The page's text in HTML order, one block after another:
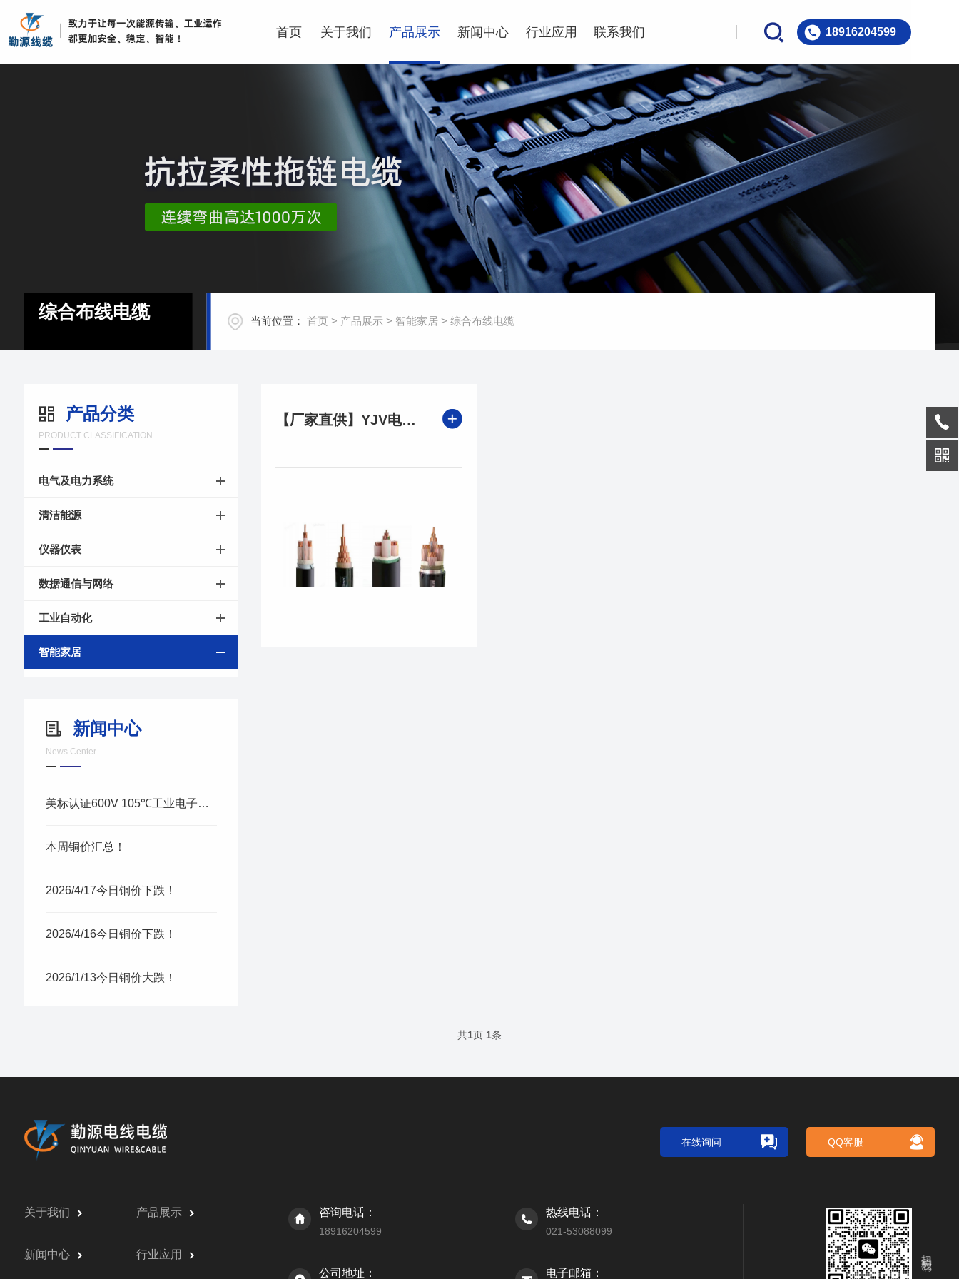
18916204599
首页 关于我们 产品展示 新闻中心 行业应用 联系我们
综合布线电缆 当前位置： 首页 > 产品展示> 智能家居> 综合布线电缆
产品分类
PRODUCT CLASSIFICATION
电气及电力系统
清洁能源
仪器仪表
数据通信与网络
工业自动化
智能家居
新闻中心
News Center
美标认证600V 105℃工业电子线 高
本周铜价汇总！
2026/4/17今日铜价下跌！
2026/4/16今日铜价下跌！
2026/1/13今日铜价大跌！
【厂家直供】YJV电缆线 定制规格+检测报告 当天发货
共1页 1条
在线询问 QQ客服
关于我们 产品展示
新闻中心 行业应用
咨询电话：
18916204599
热线电话：
021-53088099
公司地址： 电子邮箱：